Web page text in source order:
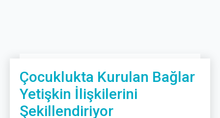
Çocuklukta Kurulan Bağlar
Yetişkin İlişkilerini
Şekillendiriyor